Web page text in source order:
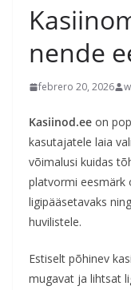
nende
febrero 20, 2026
Kasiinod.ee on
kasutajatele laia
võimalusi kuidas
platvormi eesmärk
ligipääsetavaks
huvilistele.
Estiselt põhinev
mugavat ja lihtsat